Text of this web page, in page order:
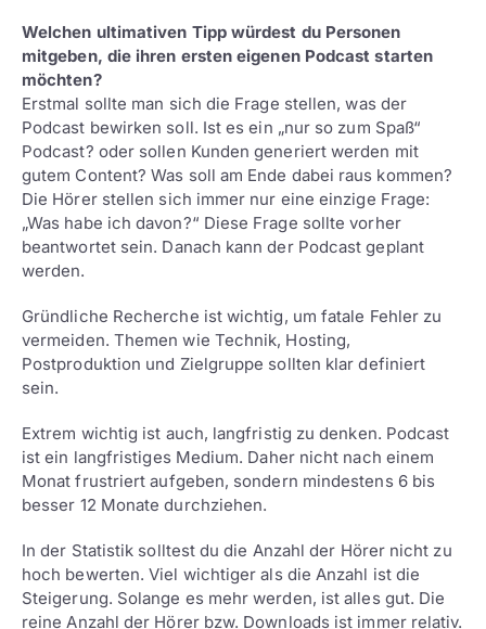
Welchen ultimativen Tipp würdest du Personen
mitgeben, die ihren ersten eigenen Podcast starten
möchten?
Erstmal sollte man sich die Frage stellen, was der
Podcast bewirken soll. Ist es ein „nur so zum Spaß“
Podcast? oder sollen Kunden generiert werden mit
gutem Content? Was soll am Ende dabei raus kommen?
Die Hörer stellen sich immer nur eine einzige Frage:
„Was habe ich davon?“ Diese Frage sollte vorher
beantwortet sein. Danach kann der Podcast geplant
werden.
Gründliche Recherche ist wichtig, um fatale Fehler zu
vermeiden. Themen wie Technik, Hosting,
Postproduktion und Zielgruppe sollten klar definiert
sein.
Extrem wichtig ist auch, langfristig zu denken. Podcast
ist ein langfristiges Medium. Daher nicht nach einem
Monat frustriert aufgeben, sondern mindestens 6 bis
besser 12 Monate durchziehen.
In der Statistik solltest du die Anzahl der Hörer nicht zu
hoch bewerten. Viel wichtiger als die Anzahl ist die
Steigerung. Solange es mehr werden, ist alles gut. Die
reine Anzahl der Hörer bzw. Downloads ist immer relativ.